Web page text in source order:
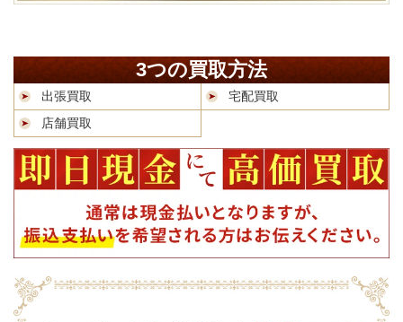
3つの買取方法
出張買取
宅配買取
店舗買取